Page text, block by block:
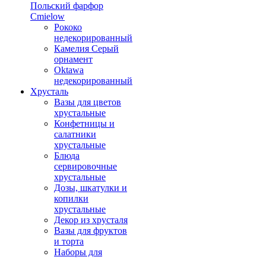
Польский фарфор
Сmielow
Рококо
недекорированный
Камелия Серый
орнамент
Oktawa
недекорированный
Хрусталь
Вазы для цветов
хрустальные
Конфетницы и
салатники
хрустальные
Блюда
сервировочные
хрустальные
Дозы, шкатулки и
копилки
хрустальные
Декор из хрусталя
Вазы для фруктов
и торта
Наборы для